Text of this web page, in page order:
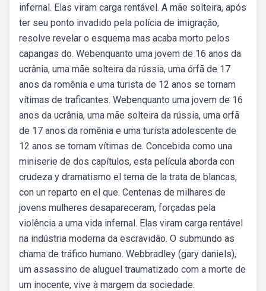
infernal. Elas viram carga rentável. A mãe solteira, após
ter seu ponto invadido pela polícia de imigração,
resolve revelar o esquema mas acaba morto pelos
capangas do. Webenquanto uma jovem de 16 anos da
ucrânia, uma mãe solteira da rússia, uma órfã de 17
anos da romênia e uma turista de 12 anos se tornam
vítimas de traficantes. Webenquanto uma jovem de 16
anos da ucrânia, uma mãe solteira da rússia, uma orfã
de 17 anos da romênia e uma turista adolescente de
12 anos se tornam vítimas de. Concebida como una
miniserie de dos capítulos, esta película aborda con
crudeza y dramatismo el tema de la trata de blancas,
con un reparto en el que. Centenas de milhares de
jovens mulheres desapareceram, forçadas pela
violência a uma vida infernal. Elas viram carga rentável
na indústria moderna da escravidão. O submundo as
chama de tráfico humano. Webbradley (gary daniels),
um assassino de aluguel traumatizado com a morte de
um inocente, vive à margem da sociedade.